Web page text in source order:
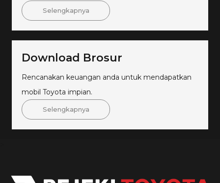
Selengkapnya
Download Brosur
Rencanakan keuangan anda untuk mendapatkan
mobil Toyota impian.
Selengkapnya